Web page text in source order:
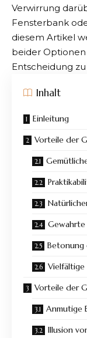
Verwirrung
Fensterbank
diesem Artikel
beider
Entscheidung
Inhalt
Einleitung
Vorteile der
Gewahrte
Betonung
Vorteile der
Anmutige
Illusion